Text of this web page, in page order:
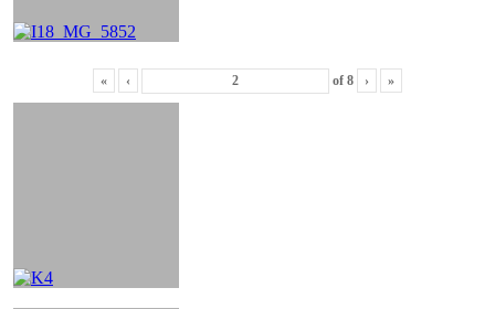
« ‹ of 8 › »